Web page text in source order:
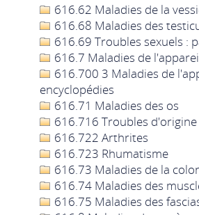
616.62 Maladies de la
616.68 Maladies des
616.69 Troubles sexuels :
616.7 Maladies de
616.700 3 Maladies de
encyclopédies
616.71 Maladies des os
616.716 Troubles
616.722 Arthrites
616.723 Rhumatisme
616.73 Maladies de la
616.74 Maladies des
616.75 Maladies des